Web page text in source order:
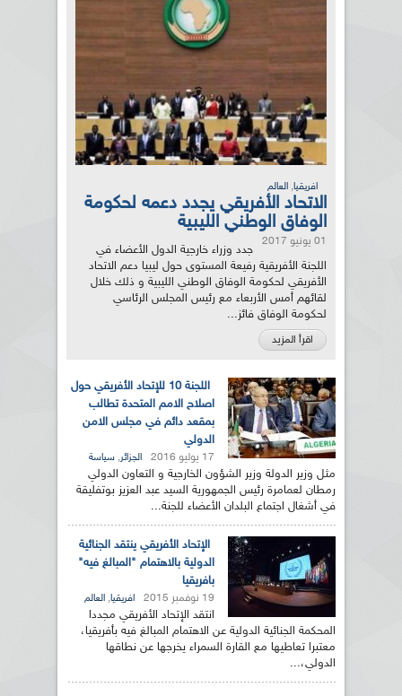
افريقيا, العالم
الاتحاد الأفريقي يجدد دعمه لحكومة
الوفاق الوطني الليبية
01 يونيو 2017
جدد وزراء خارجية الدول الأعضاء في
اللجنة الأفريقية رفيعة المستوى حول ليبيا دعم الاتحاد
الأفريقي لحكومة الوفاق الوطني الليبية و ذلك خلال
لقائهم أمس الأربعاء مع رئيس المجلس الرئاسي
لحكومة الوفاق فائز...
اقرأ المزيد
اللجنة 10 للإتحاد الأفريقي حول
اصلاح الامم المتحدة تطالب
بمقعد دائم في مجلس الامن
الدولي
17 يوليو 2016 الجزائر, سياسة
مثل وزير الدولة وزير الشؤون الخارجية و التعاون الدولي
رمطان لعمامرة رئيس الجمهورية السيد عبد العزيز بوتفليقة
في أشغال اجتماع البلدان الأعضاء للجنة...
الإتحاد الأفريقي ينتقد الجنائية
الدولية بالاهتمام "المبالغ فيه"
بافريقيا
19 نوفمبر 2015 افريقيا, العالم
انتقد الإتحاد الأفريقي مجددا
المحكمة الجنائية الدولية عن الاهتمام المبالغ فيه بأفريقيا،
معتبرا تعاطيها مع القارة السمراء يخرجها عن نطاقها
الدولي،...